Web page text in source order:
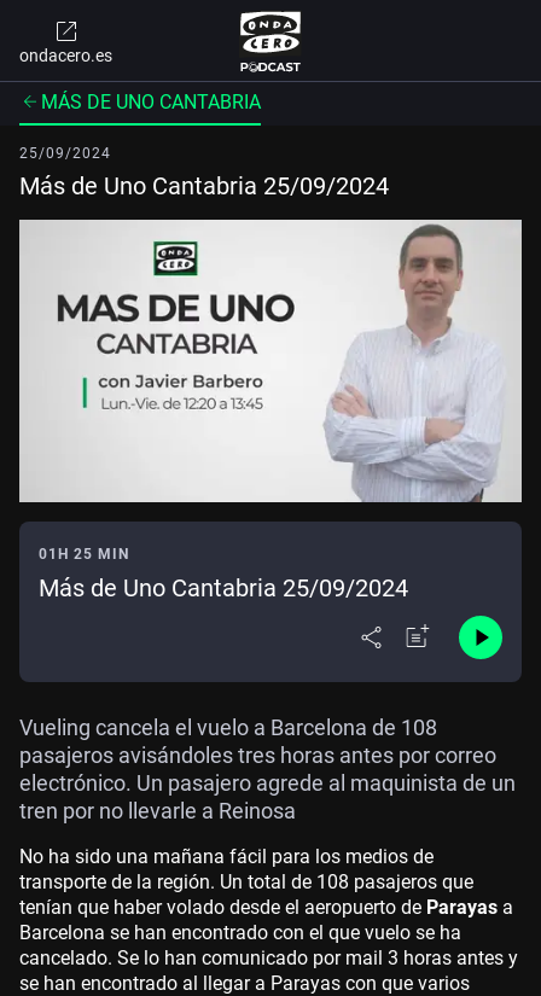
ondacero.es
MÁS DE UNO CANTABRIA
25/09/2024
Más de Uno Cantabria 25/09/2024
01H 25 MIN
Más de Uno Cantabria 25/09/2024
Vueling cancela el vuelo a Barcelona de 108
pasajeros avisándoles tres horas antes por correo
electrónico. Un pasajero agrede al maquinista de un
tren por no llevarle a Reinosa
No ha sido una mañana fácil para los medios de
transporte de la región. Un total de 108 pasajeros que
tenían que haber volado desde el aeropuerto de Parayas a
Barcelona se han encontrado con el que vuelo se ha
cancelado. Se lo han comunicado por mail 3 horas antes y
se han encontrado al llegar a Parayas con que varios